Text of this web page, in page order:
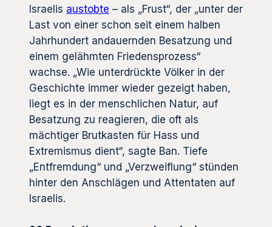
Israelis austobte – als „Frust“, der „unter der
Last von einer schon seit einem halben
Jahrhundert andauernden Besatzung und
einem gelähmten Friedensprozess“
wachse. „Wie unterdrückte Völker in der
Geschichte immer wieder gezeigt haben,
liegt es in der menschlichen Natur, auf
Besatzung zu reagieren, die oft als
mächtiger Brutkasten für Hass und
Extremismus dient“, sagte Ban. Tiefe
„Entfremdung“ und „Verzweiflung“ stünden
hinter den Anschlägen und Attentaten auf
Israelis.